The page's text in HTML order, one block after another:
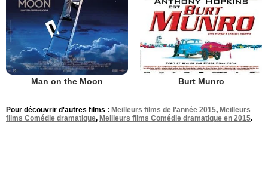
Man on the Moon Burt Munro
Pour découvrir d'autres films : Meilleurs films de l'année 2015, Meilleurs
films Comédie dramatique, Meilleurs films Comédie dramatique en 2015.